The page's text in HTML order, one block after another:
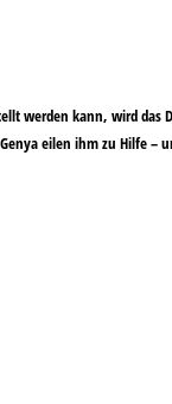
werden kann, wird das
eilen ihm zu Hilfe –